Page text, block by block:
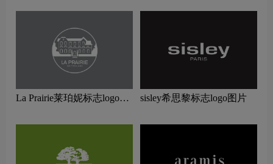
La Prairie莱珀妮标志logo图
sisley希思黎标志logo图片